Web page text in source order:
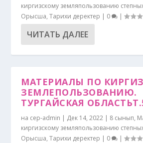
киргизскому земляпользованию
Орысша,Тарихи деректер | 0 |
ЧИТАТЬ ДАЛЕЕ
МАТЕРИАЛЫ ПО
ЗЕМЛЕПОЛЬЗОВАНИЮ.
ТУРГАЙСКАЯ
на cep-admin | Дек 14, 2022 | 8 сынып,
киргизскому земляпользованию
Орысша,Тарихи деректер | 0 |